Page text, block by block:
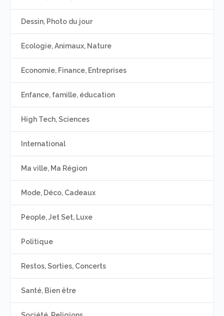
Dessin, Photo du jour
Ecologie, Animaux, Nature
Economie, Finance, Entreprises
Enfance, famille, éducation
High Tech, Sciences
International
Ma ville, Ma Région
Mode, Déco, Cadeaux
People, Jet Set, Luxe
Politique
Restos, Sorties, Concerts
Santé, Bien être